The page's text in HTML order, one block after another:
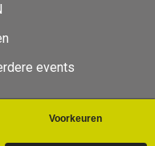
events